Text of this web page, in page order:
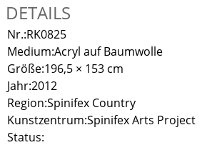
DETAILS
Nr.:RK0825
Medium:Acryl auf Baumwolle
Größe:196,5 × 153 cm
Jahr:2012
Region:Spinifex Country
Kunstzentrum:Spinifex Arts Project
Status: